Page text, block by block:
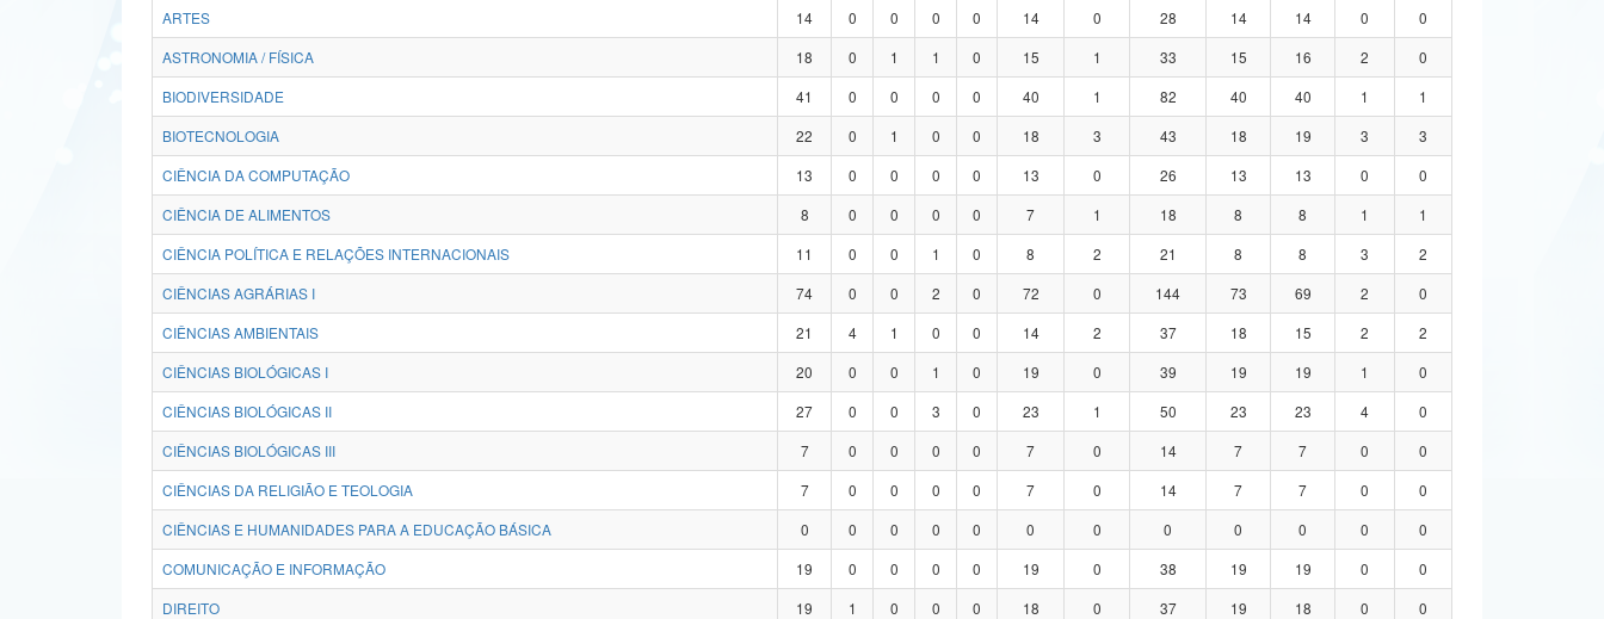
ARTES
14 0 0 0 0 14 0 28 14 14 0
0
ASTRONOMIA / FÍSICA
18 0 1 1 0 15 1 33 15 16 2
0
BIODIVERSIDADE
41 0 0 0 0 40 1 82 40 40 1
1
BIOTECNOLOGIA
22 0 1 0 0 18 3 43 18 19 3
3
CIÊNCIA DA COMPUTAÇÃO
13 0 0 0 0 13 0 26 13 13 0
0
CIÊNCIA DE ALIMENTOS
8 0 0 0 0 7 1 18 8 8 1
1
CIÊNCIA POLÍTICA E RELAÇÕES INTERNACIONAIS
11 0 0 1 0 8 2 21 8 8 3
2
CIÊNCIAS AGRÁRIAS I
74 0 0 2 0 72 0 144 73 69 2
0
CIÊNCIAS AMBIENTAIS
21 4 1 0 0 14 2 37 18 15 2
2
CIÊNCIAS BIOLÓGICAS I
20 0 0 1 0 19 0 39 19 19 1
0
CIÊNCIAS BIOLÓGICAS II
27 0 0 3 0 23 1 50 23 23 4
0
CIÊNCIAS BIOLÓGICAS III
7 0 0 0 0 7 0 14 7 7 0
0
CIÊNCIAS DA RELIGIÃO E TEOLOGIA
7 0 0 0 0 7 0 14 7 7 0
0
CIÊNCIAS E HUMANIDADES PARA A EDUCAÇÃO BÁSICA
0 0 0 0 0 0 0 0 0 0 0
0
COMUNICAÇÃO E INFORMAÇÃO
19 0 0 0 0 19 0 38 19 19 0
0
DIREITO
19 1 0 0 0 18 0 37 19 18 0
0